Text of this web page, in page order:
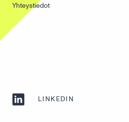
Yhteystiedot
LINKEDIN